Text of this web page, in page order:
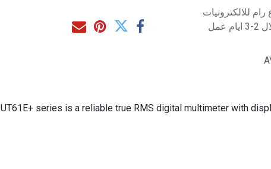
للالكترونيات
UT61E+ series is a reliable true RMS digital multimeter with